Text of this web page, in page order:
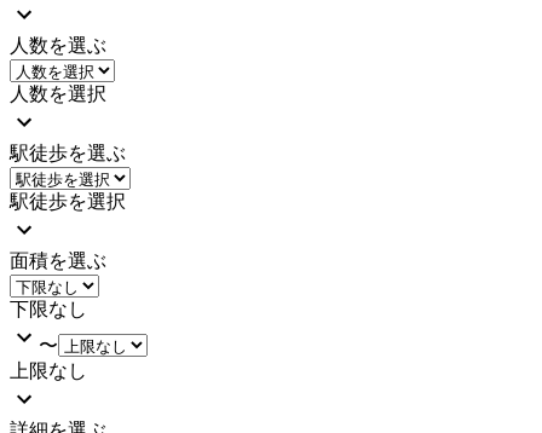
人数を選ぶ
人数を選択
駅徒歩を選ぶ
駅徒歩を選択
面積を選ぶ
下限なし
〜
上限なし